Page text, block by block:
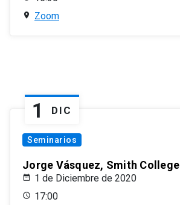
Zoom
1 DIC
Seminarios
Jorge Vásquez, Smith College
1 de Diciembre de 2020
17:00